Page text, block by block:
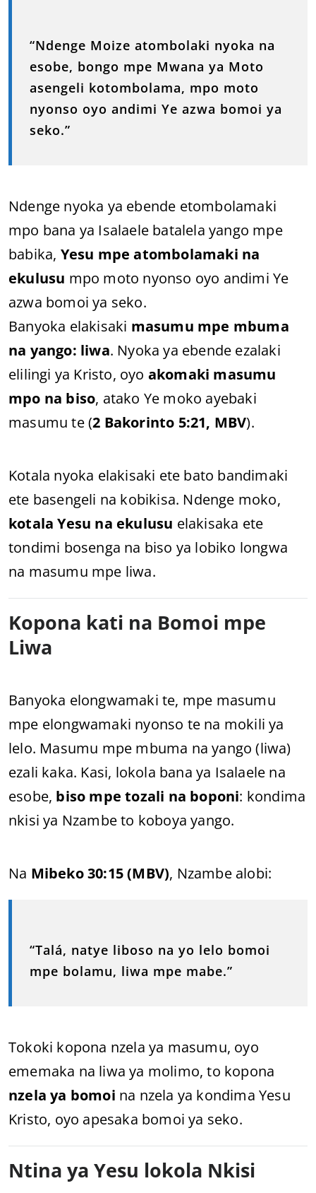
“Ndenge Moize atombolaki nyoka na
esobe, bongo mpe Mwana ya Moto
asengeli kotombolama, mpo moto
nyonso oyo andimi Ye azwa bomoi ya
seko.”
Ndenge nyoka ya ebende etombolamaki
mpo bana ya Isalaele batalela yango mpe
babika, Yesu mpe atombolamaki na
ekulusu mpo moto nyonso oyo andimi Ye
azwa bomoi ya seko.
Banyoka elakisaki masumu mpe mbuma
na yango: liwa. Nyoka ya ebende ezalaki
elilingi ya Kristo, oyo akomaki masumu
mpo na biso, atako Ye moko ayebaki
masumu te (2 Bakorinto 5:21, MBV).
Kotala nyoka elakisaki ete bato bandimaki
ete basengeli na kobikisa. Ndenge moko,
kotala Yesu na ekulusu elakisaka ete
tondimi bosenga na biso ya lobiko longwa
na masumu mpe liwa.
Kopona kati na Bomoi mpe
Liwa
Banyoka elongwamaki te, mpe masumu
mpe elongwamaki nyonso te na mokili ya
lelo. Masumu mpe mbuma na yango (liwa)
ezali kaka. Kasi, lokola bana ya Isalaele na
esobe, biso mpe tozali na boponi: kondima
nkisi ya Nzambe to koboya yango.
Na Mibeko 30:15 (MBV), Nzambe alobi:
“Talá, natye liboso na yo lelo bomoi
mpe bolamu, liwa mpe mabe.”
Tokoki kopona nzela ya masumu, oyo
ememaka na liwa ya molimo, to kopona
nzela ya bomoi na nzela ya kondima Yesu
Kristo, oyo apesaka bomoi ya seko.
Ntina ya Yesu lokola Nkisi